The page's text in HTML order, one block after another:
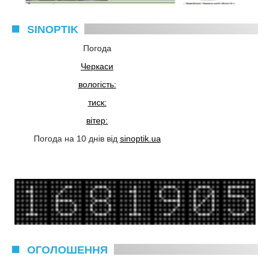
SINOPTIK
Погода
Черкаси
вологість:
тиск:
вітер:
Погода на 10 днів від sinoptik.ua
ОГОЛОШЕННЯ